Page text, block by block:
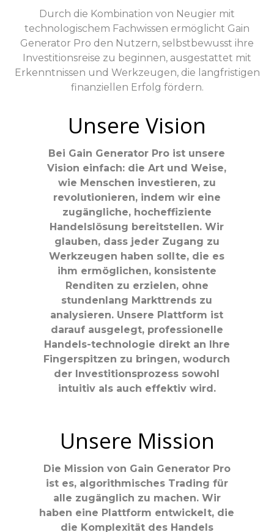
Durch die Kombination von Neugier mit
technologischem Fachwissen ermöglicht Gain
Generator Pro den Nutzern, selbstbewusst ihre
Investitionsreise zu beginnen, ausgestattet mit
Erkenntnissen und Werkzeugen, die langfristigen
finanziellen Erfolg fördern.
Unsere Vision
Bei Gain Generator Pro ist unsere
Vision einfach: die Art und Weise,
wie Menschen investieren, zu
revolutionieren, indem wir eine
zugängliche, hocheffiziente
Handelslösung bereitstellen. Wir
glauben, dass jeder Zugang zu
Werkzeugen haben sollte, die es
ihm ermöglichen, konsistente
Renditen zu erzielen, ohne
stundenlang Markttrends zu
analysieren. Unsere Plattform ist
darauf ausgelegt, professionelle
Handels-technologie direkt an Ihre
Fingerspitzen zu bringen, wodurch
der Investitionsprozess sowohl
intuitiv als auch effektiv wird.
Unsere Mission
Die Mission von Gain Generator Pro
ist es, algorithmisches Trading für
alle zugänglich zu machen. Wir
haben eine Plattform entwickelt, die
die Komplexität des Handels